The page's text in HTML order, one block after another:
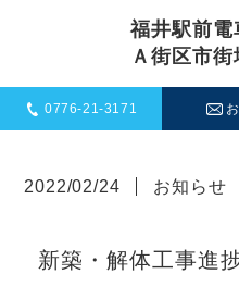
福井駅前電
Ａ街区市
0776-21-3171
2022/02/24 お知らせ
新築・解体工事進